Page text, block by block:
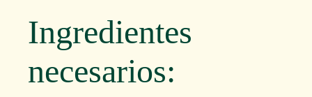
Ingredientes
necesarios: